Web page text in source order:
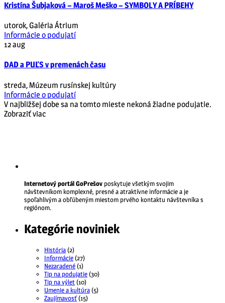
Kristína Šubjaková – Maroš Meško – SYMBOLY A PRÍBEHY
utorok,Galéria Átrium
Informácie o podujatí
12aug
DAD a PUĽS v premenách času
streda, Múzeum rusínskej kultúry
Informácie o podujatí
V najbližšej dobe sa na tomto mieste nekoná žiadne podujatie.
Zobraziť viac
Internetový portál GoPrešov poskytuje všetkým svojim
návštevníkom komplexné, presné a atraktívne informácie a je
spoľahlivým a obľúbeným miestom prvého kontaktu návštevníka s
regiónom.
Kategórie noviniek
História(2)
Informácie(27)
Nezaradené(1)
Tip na podujatie(30)
Tip na výlet(10)
Umenie a kultúra(5)
Zaujímavosť(15)